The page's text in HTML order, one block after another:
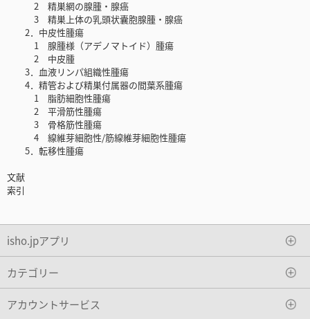
2 精巣網の腺腫・腺癌
3 精巣上体の乳頭状囊胞腺腫・腺癌
2．中皮性腫瘍
1 腺腫様（アデノマトイド）腫瘍
2 中皮腫
3．血液リンパ組織性腫瘍
4．精管および精巣付属器の間葉系腫瘍
1 脂肪細胞性腫瘍
2 平滑筋性腫瘍
3 骨格筋性腫瘍
4 線維芽細胞性/筋線維芽細胞性腫瘍
5．転移性腫瘍
文献
索引
isho.jpアプリ
カテゴリー
アカウントサービス